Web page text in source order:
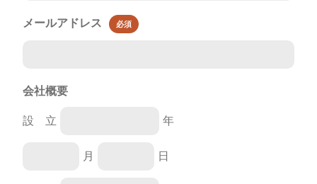
メールアドレス 必須
会社概要
設 立 年
月 日